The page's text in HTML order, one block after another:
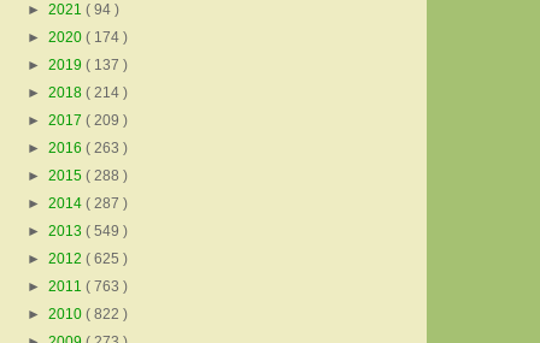
► 2021 ( 94 )
► 2020 ( 174 )
► 2019 ( 137 )
► 2018 ( 214 )
► 2017 ( 209 )
► 2016 ( 263 )
► 2015 ( 288 )
► 2014 ( 287 )
► 2013 ( 549 )
► 2012 ( 625 )
► 2011 ( 763 )
► 2010 ( 822 )